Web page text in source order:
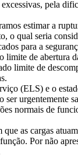
pela
estimar a
o qual seria
para a
limite de abertura
limite de
(ELS) e o
urgentemente
normais de
as cargas
Por não